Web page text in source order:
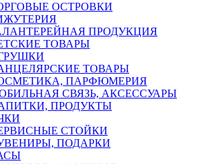
ОСТРОВКИ
ПРОДУКЦИЯ
ТОВАРЫ
ТОВАРЫ
ПАРФЮМЕРИЯ
СВЯЗЬ, АКСЕССУАРЫ
ПРОДУКТЫ
СТОЙКИ
ПОДАРКИ